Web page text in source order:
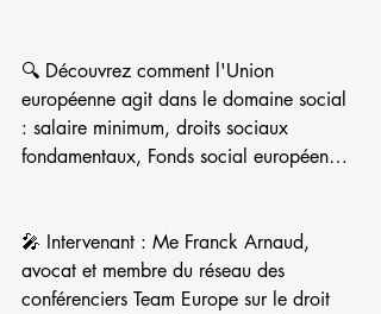
🔍 Découvrez comment l'Union
européenne agit dans le domaine social
: salaire minimum, droits sociaux
fondamentaux, Fonds social européen…
🎤 Intervenant : Me Franck Arnaud,
avocat et membre du réseau des
conférenciers Team Europe sur le droit